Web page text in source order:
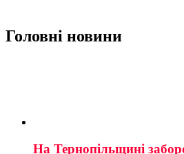
Головні новини
На Тернопільщині